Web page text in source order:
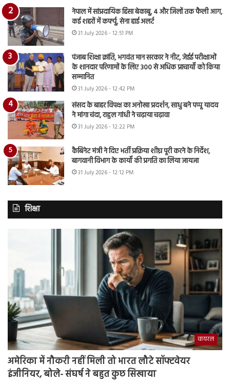
नेपाल में सांप्रदायिक हिंसा बेकाबू, 4 और जिलों तक फैली आग,
कई शहरों में कर्फ्यू, सेना हाई अलर्ट
31 July 2026 - 12:51 PM
पंजाब शिक्षा क्रांति, भगवंत मान सरकार ने नीट, जेईई परीक्षाओं
के शानदार परिणामों के लिए 300 से अधिक प्राचार्यों को किया
सम्मानित
31 July 2026 - 12:42 PM
संसद के बाहर विपक्ष का अनोखा प्रदर्शन, साधु बने पप्पू यादव
ने मांगा चंदा, राहुल गांधी ने चढ़ाया चढ़ावा
31 July 2026 - 12:22 PM
कैबिनेट मंत्री ने दिए भर्ती प्रक्रिया शीघ्र पूरी करने के निर्देश,
बागवानी विभाग के कार्यों की प्रगति का लिया जायजा
31 July 2026 - 12:12 PM
शिक्षा
वायरल
अमेरिका में नौकरी नहीं मिली तो भारत लौटे सॉफ्टवेयर
इंजीनियर, बोले- संघर्ष ने बहुत कुछ सिखाया